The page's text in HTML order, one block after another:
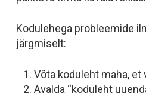
Kodulehega probleemide
järgmiselt:
Võta koduleht maha,
Avalda “koduleht